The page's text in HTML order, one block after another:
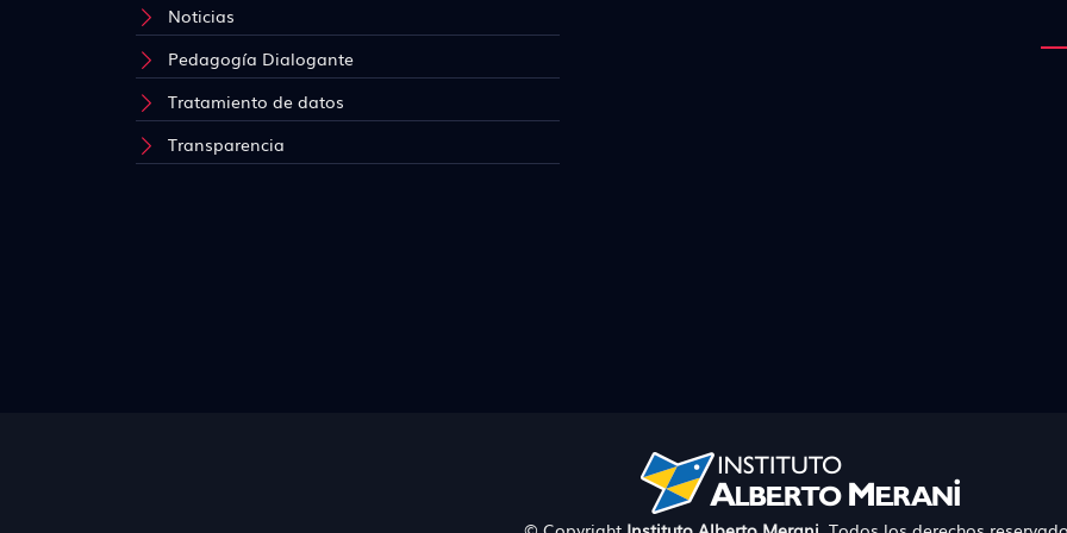
Noticias
Pedagogía Dialogante
Tratamiento de datos
Transparencia